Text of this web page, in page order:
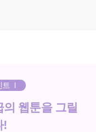
트 Ⅰ
웹툰을 그릴
!